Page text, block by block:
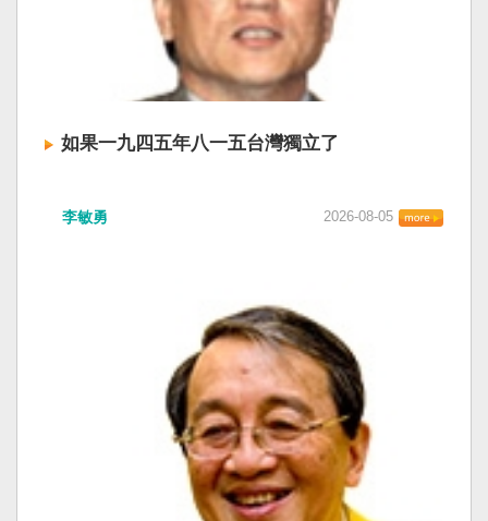
如果一九四五年八一五台灣獨立了
李敏勇 2026-08-05